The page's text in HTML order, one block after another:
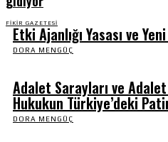
FIKIR GAZETESI
Etki Ajanlığı Yasası ve
DORA MENGÜÇ
Adalet Sarayları ve
Hukukun Türkiye’deki
DORA MENGÜÇ